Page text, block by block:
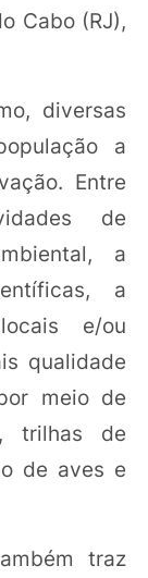
Cabo (RJ),
diversas
a
Entre
de
a
a
e/ou
qualidade
meio de
trilhas de
de aves e
traz